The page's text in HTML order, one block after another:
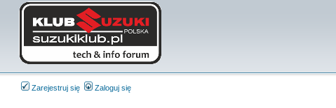
Zarejestruj się Zaloguj się